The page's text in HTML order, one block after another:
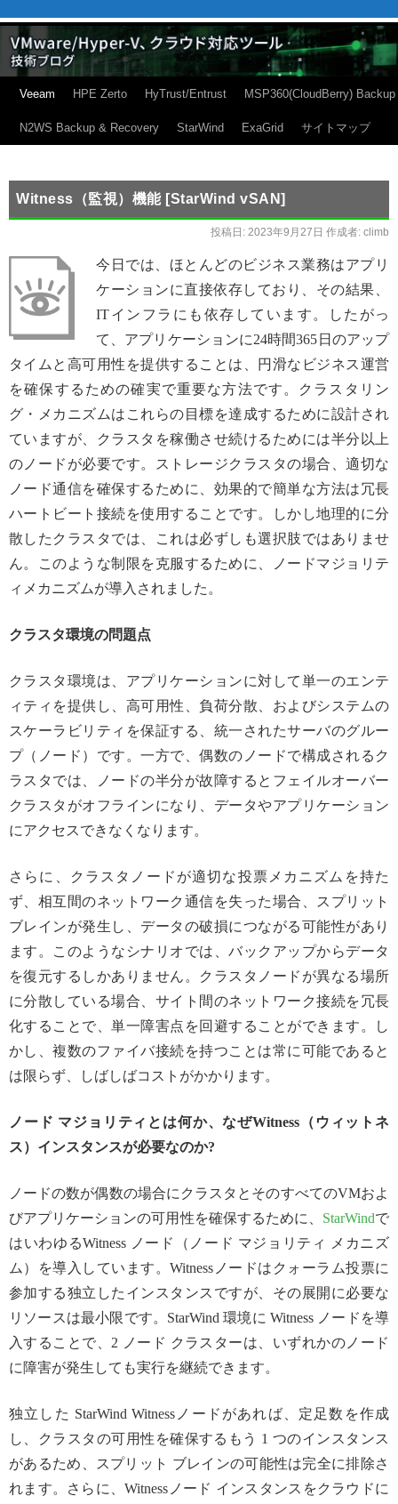
Veeam HPE Zerto HyTrust/Entrust MSP360(CloudBerry) Backup
N2WS Backup & Recovery StarWind ExaGrid サイトマップ
Witness（監視）機能 [StarWind vSAN]
投稿日: 2023年9月27日 作成者: climb
今日では、ほとんどのビジネス業務はアプリ
ケーションに直接依存しており、その結果、
ITインフラにも依存しています。したがっ
て、アプリケーションに24時間365日のアップ
タイムと高可用性を提供することは、円滑なビジネス運営
を確保するための確実で重要な方法です。クラスタリン
グ・メカニズムはこれらの目標を達成するために設計され
ていますが、クラスタを稼働させ続けるためには半分以上
のノードが必要です。ストレージクラスタの場合、適切な
ノード通信を確保するために、効果的で簡単な方法は冗長
ハートビート接続を使用することです。しかし地理的に分
散したクラスタでは、これは必ずしも選択肢ではありませ
ん。このような制限を克服するために、ノードマジョリテ
ィメカニズムが導入されました。
クラスタ環境の問題点
クラスタ環境は、アプリケーションに対して単一のエンテ
ィティを提供し、高可用性、負荷分散、およびシステムの
スケーラビリティを保証する、統一されたサーバのグルー
プ（ノード）です。一方で、偶数のノードで構成されるク
ラスタでは、ノードの半分が故障するとフェイルオーバー
クラスタがオフラインになり、データやアプリケーション
にアクセスできなくなります。
さらに、クラスタノードが適切な投票メカニズムを持た
ず、相互間のネットワーク通信を失った場合、スプリット
ブレインが発生し、データの破損につながる可能性があり
ます。このようなシナリオでは、バックアップからデータ
を復元するしかありません。クラスタノードが異なる場所
に分散している場合、サイト間のネットワーク接続を冗長
化することで、単一障害点を回避することができます。し
かし、複数のファイバ接続を持つことは常に可能であると
は限らず、しばしばコストがかかります。
ノード マジョリティとは何か、なぜWitness（ウィットネ
ス）インスタンスが必要なのか?
ノードの数が偶数の場合にクラスタとそのすべてのVMおよ
びアプリケーションの可用性を確保するために、 StarWindで
はいわゆるWitness ノード（ノード マジョリティ メカニズ
ム）を導入しています。Witnessノードはクォーラム投票に
参加する独立したインスタンスですが、その展開に必要な
リソースは最小限です。StarWind 環境に Witness ノードを導
入することで、2 ノード クラスターは、いずれかのノード
に障害が発生しても実行を継続できます。
独立した StarWind Witnessノードがあれば、定足数を作成
し、クラスタの可用性を確保するもう 1 つのインスタンス
があるため、スプリット ブレインの可能性は完全に排除さ
れます。さらに、Witnessノード インスタンスをクラウドに